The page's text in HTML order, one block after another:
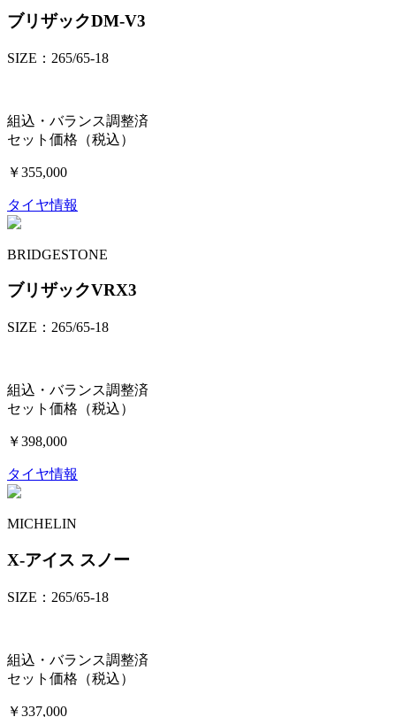
ブリザックDM-V3
SIZE：265/65-18
組込・バランス調整済
セット価格（税込）
￥355,000
タイヤ情報
BRIDGESTONE
ブリザックVRX3
SIZE：265/65-18
組込・バランス調整済
セット価格（税込）
￥398,000
タイヤ情報
MICHELIN
X-アイス スノー
SIZE：265/65-18
組込・バランス調整済
セット価格（税込）
￥337,000